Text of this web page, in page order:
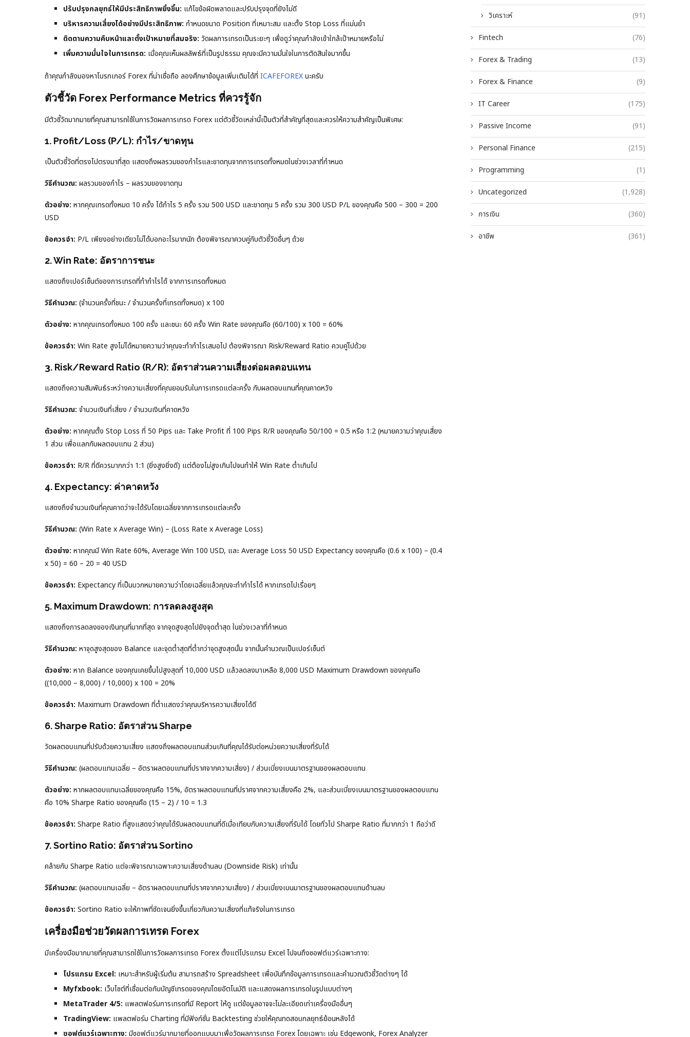
ปรับปรุงกลยุทธ์ให้มีประสิทธิภาพยิ่งขึ้น: แก้ไขข้อผิดพลาดและปรับปรุงจุดที่ยังไม่ดี
บริหารความเสี่ยงได้อย่างมีประสิทธิภาพ: กำหนดขนาด Position ที่เหมาะสม และตั้ง Stop Loss ที่แม่นยำ
ติดตามความคืบหน้าและตั้งเป้าหมายที่สมจริง: วัดผลการเทรดเป็นระยะๆ เพื่อดูว่าคุณกำลังเข้าใกล้เป้าหมายหรือไม่
เพิ่มความมั่นใจในการเทรด: เมื่อคุณเห็นผลลัพธ์ที่เป็นรูปธรรม คุณจะมีความมั่นใจในการตัดสินใจมากขึ้น
ถ้าคุณกำลังมองหาโบรกเกอร์ Forex ที่น่าเชื่อถือ ลองศึกษาข้อมูลเพิ่มเติมได้ที่ ICAFEFOREXนะครับ
ตัวชี้วัด Forex Performance Metrics ที่ควรรู้จัก
มีตัวชี้วัดมากมายที่คุณสามารถใช้ในการวัดผลการเทรด Forex แต่ตัวชี้วัดเหล่านี้เป็นตัวที่สำคัญที่สุดและควรให้ความสำคัญเป็นพิเศษ:
1. Profit/Loss (P/L): กำไร/ขาดทุน
เป็นตัวชี้วัดที่ตรงไปตรงมาที่สุด แสดงถึงผลรวมของกำไรและขาดทุนจากการเทรดทั้งหมดในช่วงเวลาที่กำหนด
วิธีคำนวณ: ผลรวมของกำไร – ผลรวมของขาดทุน
ตัวอย่าง: หากคุณเทรดทั้งหมด 10 ครั้ง ได้กำไร 5 ครั้ง รวม 500 USD และขาดทุน 5 ครั้ง รวม 300 USD P/L ของคุณคือ 500 – 300 = 200
USD
ข้อควรจำ: P/L เพียงอย่างเดียวไม่ได้บอกอะไรมากนัก ต้องพิจารณาควบคู่กับตัวชี้วัดอื่นๆ ด้วย
2. Win Rate: อัตราการชนะ
แสดงถึงเปอร์เซ็นต์ของการเทรดที่ทำกำไรได้ จากการเทรดทั้งหมด
วิธีคำนวณ: (จำนวนครั้งที่ชนะ / จำนวนครั้งที่เทรดทั้งหมด) x 100
ตัวอย่าง: หากคุณเทรดทั้งหมด 100 ครั้ง และชนะ 60 ครั้ง Win Rate ของคุณคือ (60/100) x 100 = 60%
ข้อควรจำ: Win Rate สูงไม่ได้หมายความว่าคุณจะทำกำไรเสมอไป ต้องพิจารณา Risk/Reward Ratio ควบคู่ไปด้วย
3. Risk/Reward Ratio (R/R): อัตราส่วนความเสี่ยงต่อผลตอบแทน
แสดงถึงความสัมพันธ์ระหว่างความเสี่ยงที่คุณยอมรับในการเทรดแต่ละครั้ง กับผลตอบแทนที่คุณคาดหวัง
วิธีคำนวณ: จำนวนเงินที่เสี่ยง / จำนวนเงินที่คาดหวัง
ตัวอย่าง: หากคุณตั้ง Stop Loss ที่ 50 Pips และ Take Profit ที่ 100 Pips R/R ของคุณคือ 50/100 = 0.5 หรือ 1:2 (หมายความว่าคุณเสี่ยง
1 ส่วน เพื่อแลกกับผลตอบแทน 2 ส่วน)
ข้อควรจำ: R/R ที่ดีควรมากกว่า 1:1 (ยิ่งสูงยิ่งดี) แต่ต้องไม่สูงเกินไปจนทำให้ Win Rate ต่ำเกินไป
4. Expectancy: ค่าคาดหวัง
แสดงถึงจำนวนเงินที่คุณคาดว่าจะได้รับโดยเฉลี่ยจากการเทรดแต่ละครั้ง
วิธีคำนวณ: (Win Rate x Average Win) – (Loss Rate x Average Loss)
ตัวอย่าง: หากคุณมี Win Rate 60%, Average Win 100 USD, และ Average Loss 50 USD Expectancy ของคุณคือ (0.6 x 100) – (0.4
x 50) = 60 – 20 = 40 USD
ข้อควรจำ: Expectancy ที่เป็นบวกหมายความว่าโดยเฉลี่ยแล้วคุณจะทำกำไรได้ หากเทรดไปเรื่อยๆ
5. Maximum Drawdown: การลดลงสูงสุด
แสดงถึงการลดลงของเงินทุนที่มากที่สุด จากจุดสูงสุดไปยังจุดต่ำสุด ในช่วงเวลาที่กำหนด
วิธีคำนวณ: หาจุดสูงสุดของ Balance และจุดต่ำสุดที่ต่ำกว่าจุดสูงสุดนั้น จากนั้นคำนวณเป็นเปอร์เซ็นต์
ตัวอย่าง: หาก Balance ของคุณเคยขึ้นไปสูงสุดที่ 10,000 USD แล้วลดลงมาเหลือ 8,000 USD Maximum Drawdown ของคุณคือ
((10,000 – 8,000) / 10,000) x 100 = 20%
ข้อควรจำ: Maximum Drawdown ที่ต่ำแสดงว่าคุณบริหารความเสี่ยงได้ดี
6. Sharpe Ratio: อัตราส่วน Sharpe
วัดผลตอบแทนที่ปรับด้วยความเสี่ยง แสดงถึงผลตอบแทนส่วนเกินที่คุณได้รับต่อหน่วยความเสี่ยงที่รับได้
วิธีคำนวณ: (ผลตอบแทนเฉลี่ย – อัตราผลตอบแทนที่ปราศจากความเสี่ยง) / ส่วนเบี่ยงเบนมาตรฐานของผลตอบแทน
ตัวอย่าง: หากผลตอบแทนเฉลี่ยของคุณคือ 15%, อัตราผลตอบแทนที่ปราศจากความเสี่ยงคือ 2%, และส่วนเบี่ยงเบนมาตรฐานของผลตอบแทน
คือ 10% Sharpe Ratio ของคุณคือ (15 – 2) / 10 = 1.3
ข้อควรจำ: Sharpe Ratio ที่สูงแสดงว่าคุณได้รับผลตอบแทนที่ดีเมื่อเทียบกับความเสี่ยงที่รับได้ โดยทั่วไป Sharpe Ratio ที่มากกว่า 1 ถือว่าดี
7. Sortino Ratio: อัตราส่วน Sortino
คล้ายกับ Sharpe Ratio แต่จะพิจารณาเฉพาะความเสี่ยงด้านลบ (Downside Risk) เท่านั้น
วิธีคำนวณ: (ผลตอบแทนเฉลี่ย – อัตราผลตอบแทนที่ปราศจากความเสี่ยง) / ส่วนเบี่ยงเบนมาตรฐานของผลตอบแทนด้านลบ
ข้อควรจำ: Sortino Ratio จะให้ภาพที่ชัดเจนยิ่งขึ้นเกี่ยวกับความเสี่ยงที่แท้จริงในการเทรด
เครื่องมือช่วยวัดผลการเทรด Forex
มีเครื่องมือมากมายที่คุณสามารถใช้ในการวัดผลการเทรด Forex ตั้งแต่โปรแกรม Excel ไปจนถึงซอฟต์แวร์เฉพาะทาง:
โปรแกรม Excel: เหมาะสำหรับผู้เริ่มต้น สามารถสร้าง Spreadsheet เพื่อบันทึกข้อมูลการเทรดและคำนวณตัวชี้วัดต่างๆ ได้
Myfxbook: เว็บไซต์ที่เชื่อมต่อกับบัญชีเทรดของคุณโดยอัตโนมัติ และแสดงผลการเทรดในรูปแบบต่างๆ
MetaTrader 4/5: แพลตฟอร์มการเทรดที่มี Report ให้ดู แต่ข้อมูลอาจจะไม่ละเอียดเท่าเครื่องมืออื่นๆ
TradingView: แพลตฟอร์ม Charting ที่มีฟังก์ชั่น Backtesting ช่วยให้คุณทดสอบกลยุทธ์ย้อนหลังได้
ซอฟต์แวร์เฉพาะทาง: มีซอฟต์แวร์มากมายที่ออกแบบมาเพื่อวัดผลการเทรด Forex โดยเฉพาะ เช่น Edgewonk, Forex Analyzer
วิเคราะห์ (91)
Fintech (76)
Forex & Trading (13)
Forex & Finance (9)
IT Career (175)
Passive Income (91)
Personal Finance (215)
Programming (1)
Uncategorized (1,928)
การเงิน (360)
อาชีพ (361)